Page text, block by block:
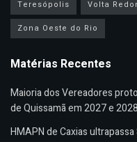
Teresópolis
Volta
Zona Oeste do Rio
Matérias Recentes
Maioria dos Vereadores
de Quissamã em 2027 e 2028
HMAPN de Caxias